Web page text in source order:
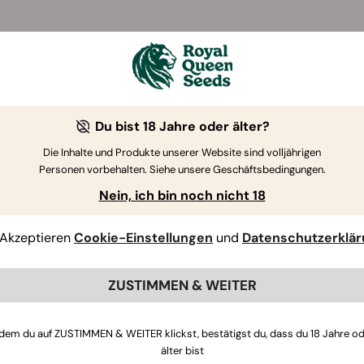
Du bist 18 Jahre oder älter?
Die Inhalte und Produkte unserer Website sind volljährigen
Personen vorbehalten. Siehe unsere Geschäftsbedingungen.
Nein, ich bin noch nicht 18
AkzeptierenCookie-Einstellungen und
ZUSTIMMEN & WEITER
du auf ZUSTIMMEN & WEITER klickst, bestätigst du, dass du 18 Jahre
älter bist